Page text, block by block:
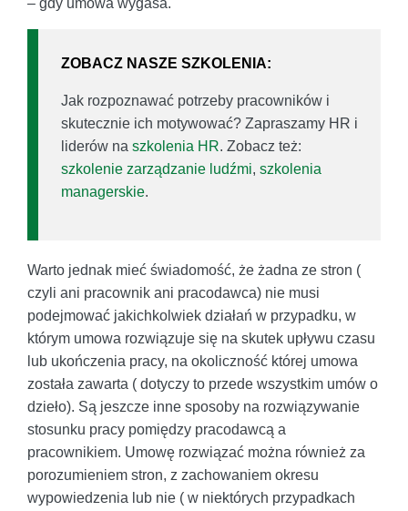
ZOBACZ NASZE SZKOLENIA:
Jak rozpoznawać potrzeby pracowników i
skutecznie ich motywować? Zapraszamy HR i
liderów na szkolenia HR. Zobacz też:
szkolenie zarządzanie ludźmi, szkolenia
managerskie.
Warto jednak mieć świadomość, że żadna ze stron (
czyli ani pracownik ani pracodawca) nie musi
podejmować jakichkolwiek działań w przypadku, w
którym umowa rozwiązuje się na skutek upływu czasu
lub ukończenia pracy, na okoliczność której umowa
została zawarta ( dotyczy to przede wszystkim umów o
dzieło). Są jeszcze inne sposoby na rozwiązywanie
stosunku pracy pomiędzy pracodawcą a
pracownikiem. Umowę rozwiązać można również za
porozumieniem stron, z zachowaniem okresu
wypowiedzenia lub nie ( w niektórych przypadkach